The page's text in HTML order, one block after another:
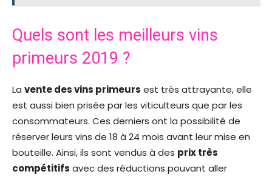
Quels sont les meilleurs vins
primeurs 2019 ?
La vente des vins primeurs est très attrayante, elle
est aussi bien prisée par les viticulteurs que par les
consommateurs. Ces derniers ont la possibilité de
réserver leurs vins de 18 à 24 mois avant leur mise en
bouteille. Ainsi, ils sont vendus à des prix très
compétitifs avec des réductions pouvant aller